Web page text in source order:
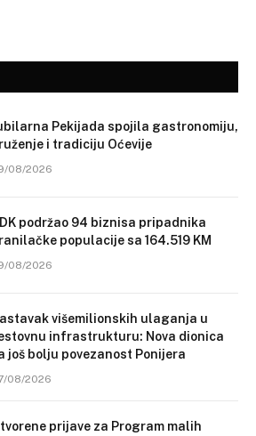
Pekijada spojila gastronomiju,
i tradiciju Oćevije
08/2026
podržao 94 biznisa pripadnika
populacije sa 164.519 KM
08/2026
višemilionskih ulaganja u
infrastrukturu: Nova dionica
još bolju povezanost Ponijera
08/2026
prijave za Program malih